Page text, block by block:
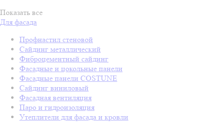
Показать все
Для фасада
Профнастил стеновой
Сайдинг металлический
Фиброцементный сайдинг
Фасадные и цокольные панели
Фасадные панели COSTUNE
Сайдинг виниловый
Фасадная вентиляция
Паро и гидроизоляция
Утеплители для фасада и кровли